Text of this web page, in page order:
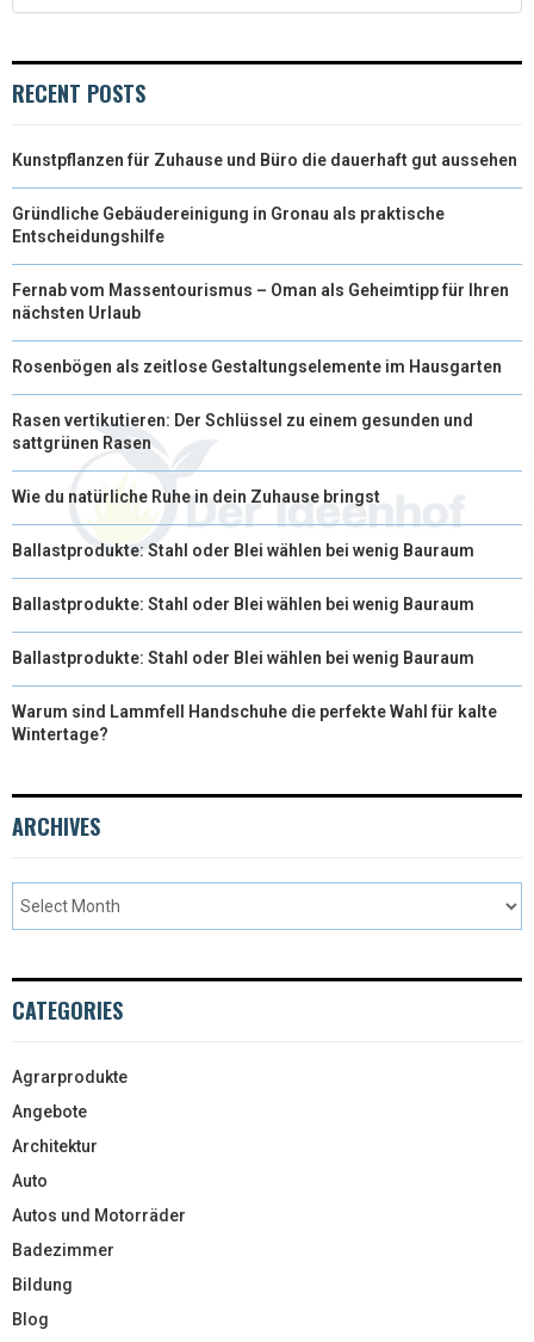
RECENT POSTS
Kunstpflanzen für Zuhause und Büro die dauerhaft gut aussehen
Gründliche Gebäudereinigung in Gronau als praktische
Entscheidungshilfe
Fernab vom Massentourismus – Oman als Geheimtipp für Ihren
nächsten Urlaub
Rosenbögen als zeitlose Gestaltungselemente im Hausgarten
Rasen vertikutieren: Der Schlüssel zu einem gesunden und
sattgrünen Rasen
Wie du natürliche Ruhe in dein Zuhause bringst
Ballastprodukte: Stahl oder Blei wählen bei wenig Bauraum
Ballastprodukte: Stahl oder Blei wählen bei wenig Bauraum
Ballastprodukte: Stahl oder Blei wählen bei wenig Bauraum
Warum sind Lammfell Handschuhe die perfekte Wahl für kalte
Wintertage?
ARCHIVES
CATEGORIES
Agrarprodukte
Angebote
Architektur
Auto
Autos und Motorräder
Badezimmer
Bildung
Blog